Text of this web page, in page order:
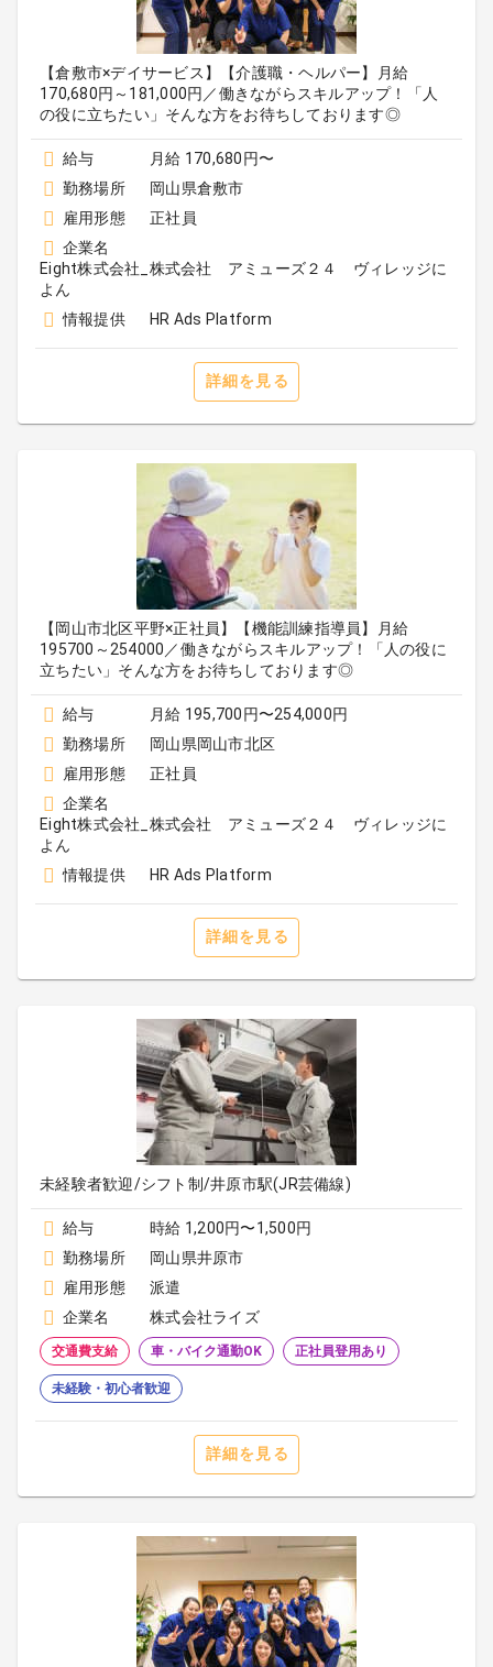
【倉敷市×デイサービス】【介護職・ヘルパー】月給
170,680円～181,000円／働きながらスキルアップ！「人
の役に立ちたい」そんな方をお待ちしております◎
給与
月給 170,680円〜
勤務場所
岡山県倉敷市
雇用形態
正社員
企業名
Eight株式会社_株式会社 アミューズ２４ ヴィレッジに
よん
情報提供
HR Ads Platform
詳細を見る
【岡山市北区平野×正社員】【機能訓練指導員】月給
195700～254000／働きながらスキルアップ！「人の役に
立ちたい」そんな方をお待ちしております◎
給与
月給 195,700円〜254,000円
勤務場所
岡山県岡山市北区
雇用形態
正社員
企業名
Eight株式会社_株式会社 アミューズ２４ ヴィレッジに
よん
情報提供
HR Ads Platform
詳細を見る
未経験者歓迎/シフト制/井原市駅(JR芸備線)
給与
時給 1,200円〜1,500円
勤務場所
岡山県井原市
雇用形態
派遣
企業名
株式会社ライズ
交通費支給 車・バイク通勤OK 正社員登用あり
未経験・初心者歓迎
詳細を見る